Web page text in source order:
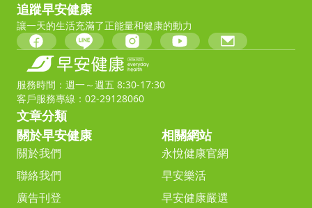
追蹤早安健康
讓一天的生活充滿了正能量和健康的動力
服務時間：週一～週五 8:30-17:30
客戶服務專線：02-29128060
文章分類
關於早安健康
關於我們
聯絡我們
廣告刊登
相關網站
永悅健康官網
早安樂活
早安健康嚴選